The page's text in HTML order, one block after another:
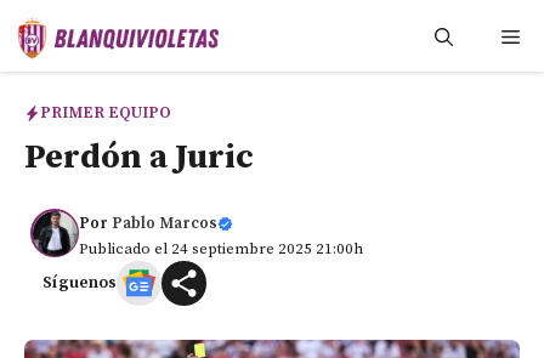
Saltar
PRIMER EQUIPO
Perdón a Juric
Por Pablo Marcos
Publicado el 24 septiembre 2025 21:00h
Síguenos